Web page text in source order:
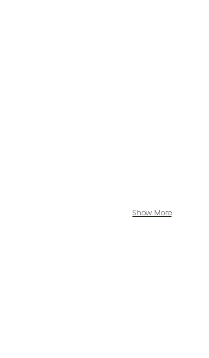
Show More